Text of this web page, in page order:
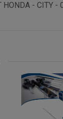
HONDA - CITY